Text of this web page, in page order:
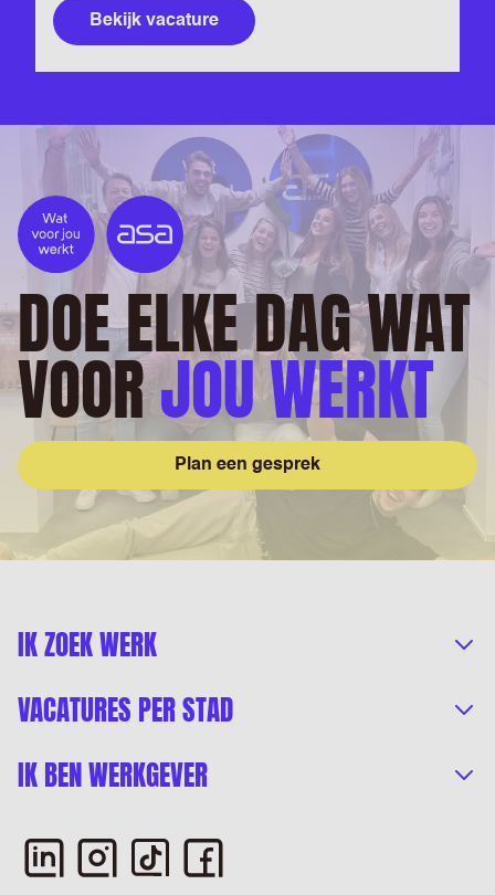
Bekijk vacature
DOE ELKE DAG WAT
VOORJOU WERKT
Plan een gesprek
IK ZOEK WERK
VACATURES PER STAD
IK BEN WERKGEVER